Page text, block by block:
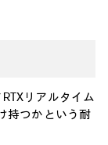
リアルタイム
持つかという耐